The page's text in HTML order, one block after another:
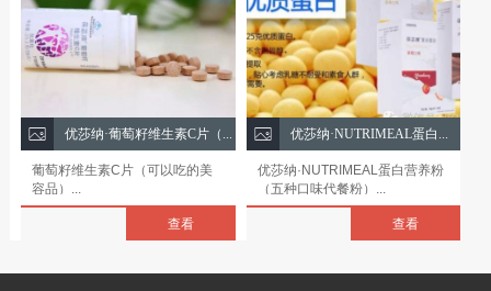
葡萄籽维生素C片（可以吃的美
容品）...
查看
优莎纳·NUTRIMEAL蛋白营养粉
（五种口味代餐粉）...
查看